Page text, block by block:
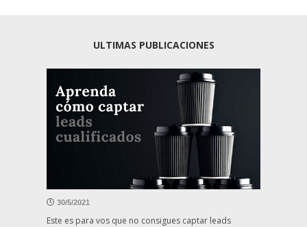
ULTIMAS PUBLICACIONES
30/5/2021
Este es para vos que no consigues captar leads